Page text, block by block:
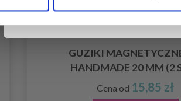
GUZIKI
HANDMADE 20 MM (2
Cena od 15,85 zł
Nie, dziękuję